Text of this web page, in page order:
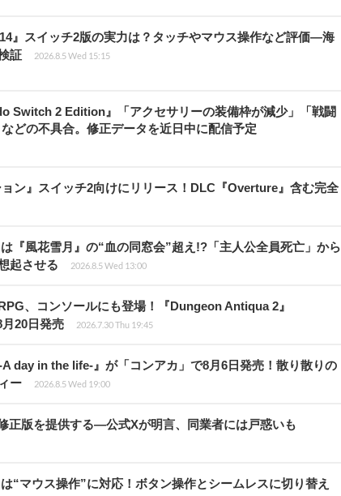
』スイッチ2版の実力は？タッチやマウス操作など評価―海
証
2026.8.5 Wed 15:15
Switch 2 Edition』「アクセサリーの装備枠が減少」「戦闘
どの不具合。修正データを近日中に配信予定
ン』スイッチ2向けにリリース！DLC『Overture』含む完全
『風花雪月』の“血の同窓会”超え!?「主人公全員死亡」から
起させる
2026.8.5 Wed 13:00
、コンソールにも登場！『Dungeon Antiqua 2』
20日発売
2026.7.30 Thu 19:45
day in the life-』が「コンアカ」で8月6日発売！散り散りの
ー
2026.8.5 Wed 19:00
正版を提供する―公式Xが明言、同業者には戸惑いも
“マウス操作”に対応！ボタン操作とシームレスに切り替え